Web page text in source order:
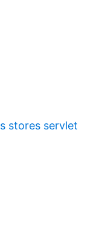
stores servlet